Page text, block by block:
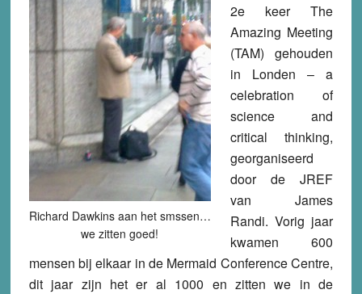
Richard Dawkins aan het smssen…
we zitten goed!
2e keer The
Amazing Meeting
(TAM) gehouden
in Londen – a
celebration of
science and
critical thinking,
georganiseerd
door de JREF
van James
Randi. Vorig jaar
kwamen 600
mensen bij elkaar in de Mermaid Conference Centre,
dit jaar zijn het er al 1000 en zitten we in de